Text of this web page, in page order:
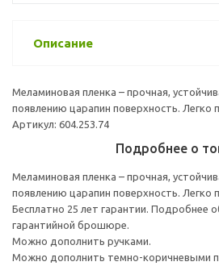
Описание
Меламиновая пленка – прочная,
появлению царапин поверхность. Легко
Артикул: 604.253.74
Подробнее о
Меламиновая пленка – прочная,
появлению царапин поверхность. Легко
Бесплатно 25 лет гарантии. Подробнее
гарантийной брошюре.
Можно дополнить ручками.
Можно дополнить темно-коричневыми